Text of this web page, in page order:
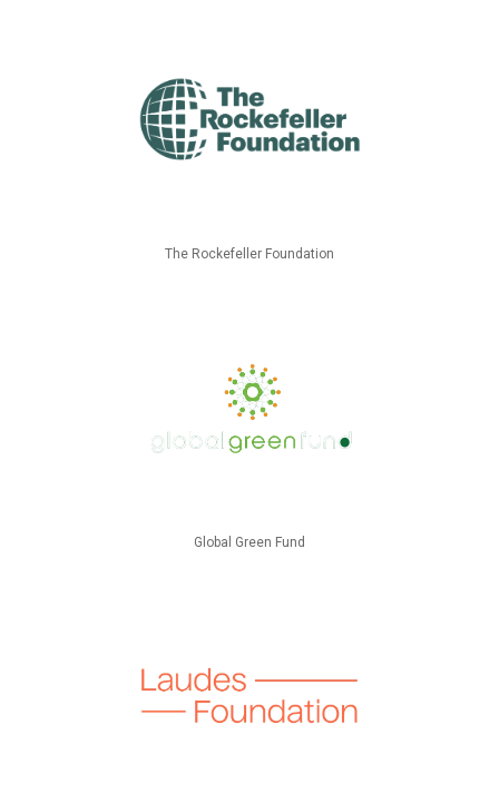
The Rockefeller Foundation
Global Green Fund